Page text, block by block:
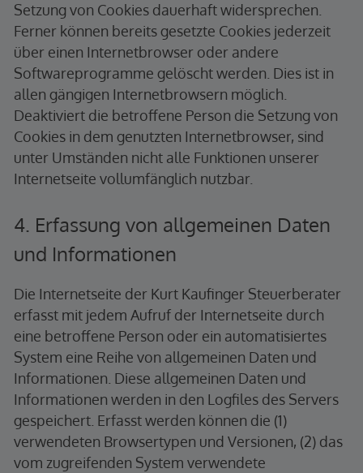
Setzung von Cookies dauerhaft widersprechen.
Ferner können bereits gesetzte Cookies jederzeit
über einen Internetbrowser oder andere
Softwareprogramme gelöscht werden. Dies ist in
allen gängigen Internetbrowsern möglich.
Deaktiviert die betroffene Person die Setzung von
Cookies in dem genutzten Internetbrowser, sind
unter Umständen nicht alle Funktionen unserer
Internetseite vollumfänglich nutzbar.
4. Erfassung von allgemeinen Daten
und Informationen
Die Internetseite der Kurt Kaufinger Steuerberater
erfasst mit jedem Aufruf der Internetseite durch
eine betroffene Person oder ein automatisiertes
System eine Reihe von allgemeinen Daten und
Informationen. Diese allgemeinen Daten und
Informationen werden in den Logfiles des Servers
gespeichert. Erfasst werden können die (1)
verwendeten Browsertypen und Versionen, (2) das
vom zugreifenden System verwendete